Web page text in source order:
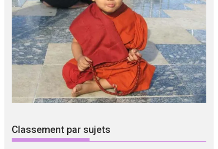
Classement par sujets